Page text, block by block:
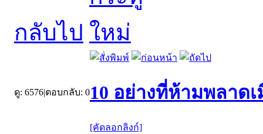
กลับไป
ดู: 6576|ตอบกลับ: 010 อย่างที่ห้ามพลาด
[คัดลอกลิงก์]